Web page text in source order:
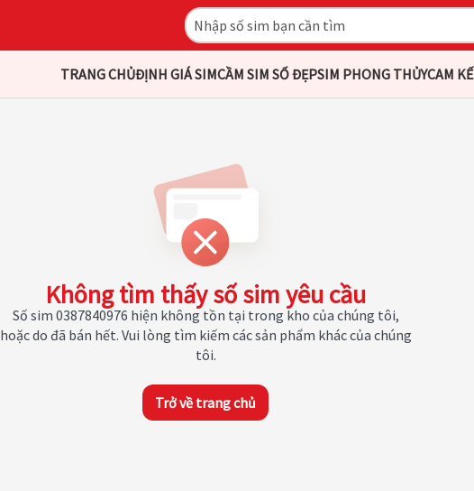
TRANG CHỦĐỊNH GIÁ SIMCẦM SIM SỐ ĐẸPSIM PHONG THỦYCAM
Không tìm thấy số sim yêu cầu
Số sim 0387840976 hiện không tồn tại trong kho của chúng tôi,
hoặc do đã bán hết. Vui lòng tìm kiếm các sản phẩm khác của chúng
tôi.
Trở về trang chủ